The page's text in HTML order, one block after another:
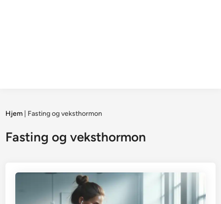
Hjem Fasting og veksthormon
Fasting og veksthormon